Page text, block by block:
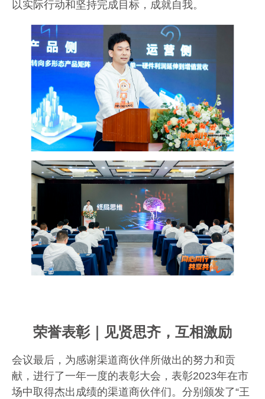
以实际行动和坚持完成目标，成就自我。
荣誉表彰｜见贤思齐，互相激励
会议最后，为感谢渠道商伙伴所做出的努力和贡
献，进行了一年一度的表彰大会， 表彰2023年在市
场中取得杰出成绩的渠道商伙伴们。 分别颁发了“王